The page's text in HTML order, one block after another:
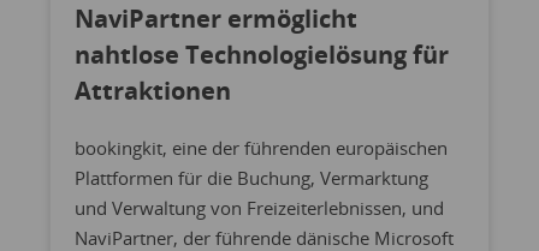
NaviPartner ermöglicht
nahtlose Technologielösung für
Attraktionen
bookingkit, eine der führenden europäischen
Plattformen für die Buchung, Vermarktung
und Verwaltung von Freizeiterlebnissen, und
NaviPartner, der führende dänische Microsoft